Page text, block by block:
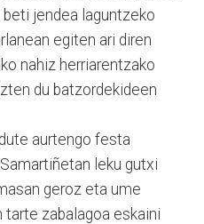
jendea laguntzeko
egiten ari diren
nahiz herriarentzako
du batzordekideen
aurtengo festa
leku gutxi
geroz eta ume
tarte zabalagoa eskaini